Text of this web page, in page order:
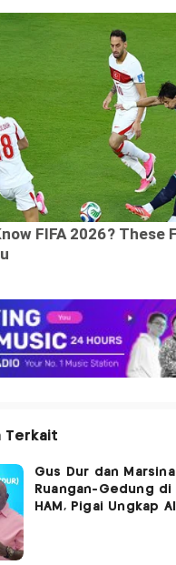
Terkait
Gus Dur dan
Ruangan-Gedung
HAM, Pigai Ungkap